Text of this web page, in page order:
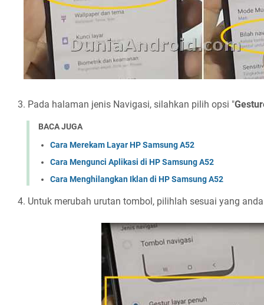
3. Pada halaman jenis Navigasi, silahkan pilih opsi "
BACA JUGA
Cara Merekam Layar HP Samsung A52
Cara Mengunci Aplikasi di HP Samsung A52
Cara Menghilangkan Iklan di HP Samsung A52
4. Untuk merubah urutan tombol, pilihlah sesuai yang